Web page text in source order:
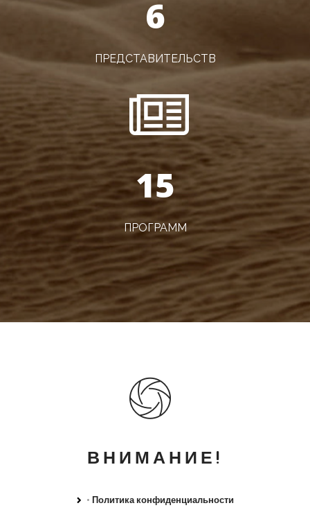
6
ПРЕДСТАВИТЕЛЬСТВ
15
ПРОГРАММ
ВНИМАНИЕ!
• Политика конфиденциальности